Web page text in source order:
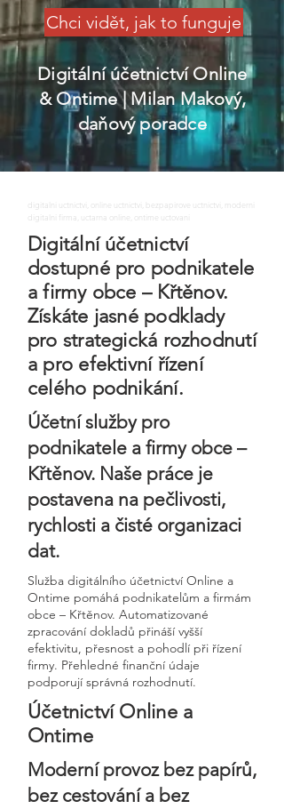
Chci vidět, jak to funguje
Digitální účetnictví Online
& Ontime| Milan Makový,
daňový poradce
digitalni uctnictvi, online uctnictvi, bezpapirove uctnictvi, moderni
digitalni firma, uctarna online, ontime uctovani
Digitální účetnictví
dostupné pro podnikatele
a firmy obce – Křtěnov.
Získáte jasné podklady
pro strategická rozhodnutí
a pro efektivní řízení
celého podnikání.
Účetní služby pro
podnikatele a firmy obce –
Křtěnov. Naše práce je
postavena na pečlivosti,
rychlosti a čisté organizaci
dat.
Služba digitálního účetnictví Online a
Ontime pomáhá podnikatelům a firmám
obce – Křtěnov. Automatizované
zpracování dokladů přináší vyšší
efektivitu, přesnost a pohodlí při řízení
firmy. Přehledné finanční údaje
podporují správná rozhodnutí.
Účetnictví Online a
Ontime
Moderní provoz bez papírů,
bez cestování a bez